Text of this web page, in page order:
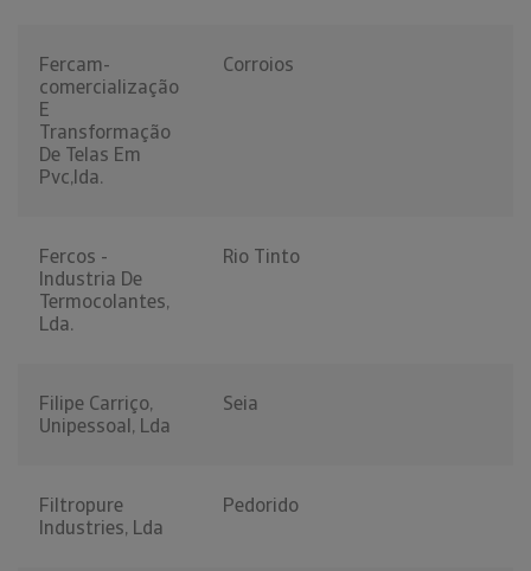
Fercam-
comercialização
E
Transformação
De Telas Em
Pvc,lda.
Corroios
Fercos -
Industria De
Termocolantes,
Lda.
Rio Tinto
Filipe Carriço,
Unipessoal, Lda
Seia
Filtropure
Industries, Lda
Pedorido